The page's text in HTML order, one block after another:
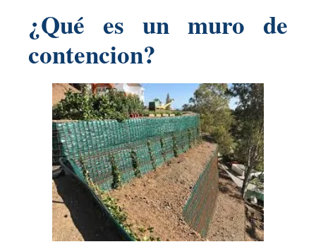
¿Qué es un muro de
contencion?